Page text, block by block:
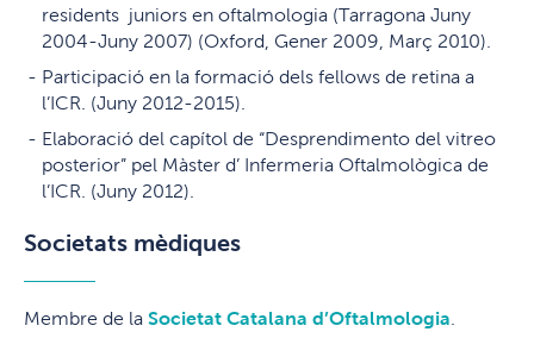
residents juniors en oftalmologia (Tarragona Juny
2004-Juny 2007) (Oxford, Gener 2009, Març 2010).
Participació en la formació dels fellows de retina a
l’ICR. (Juny 2012-2015).
Elaboració del capítol de “Desprendimento del vitreo
posterior” pel Màster d’ Infermeria Oftalmològica de
l’ICR. (Juny 2012).
Societats mèdiques
Membre de la Societat Catalana d’Oftalmologia